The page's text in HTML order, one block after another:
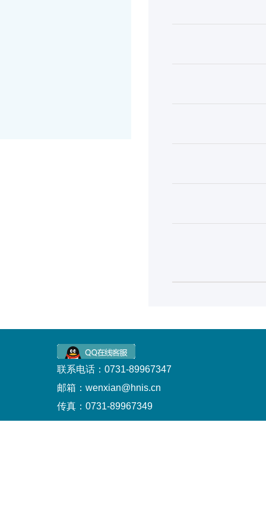
联系电话：0731-89967347
邮箱：wenxian@hnis.cn
传真：0731-89967349